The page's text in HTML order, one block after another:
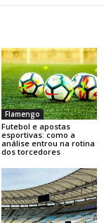
Flamengo
Futebol e apostas
esportivas: como a
análise entrou na rotina
dos torcedores